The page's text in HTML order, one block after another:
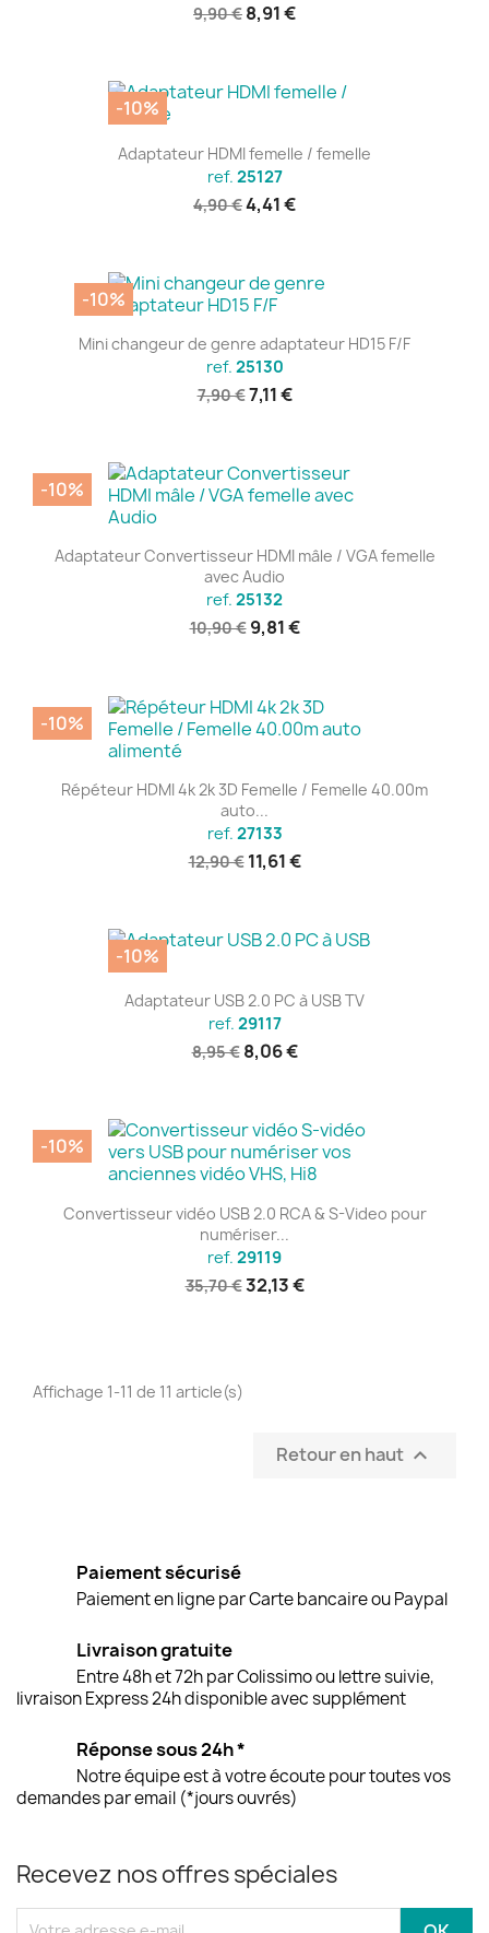
9,90 € 8,91 €
Adaptateur HDMI femelle / femelle
ref. 25127
4,90 €4,41 €
-10%
Mini changeur de genre adaptateur HD15 F/F
ref. 25130
7,90 €7,11 €
-10%
Adaptateur Convertisseur HDMI mâle / VGA femelle
avec Audio
ref. 25132
10,90 € 9,81 €
-10%
Répéteur HDMI 4k 2k 3D Femelle / Femelle 40.00m
auto...
ref. 27133
12,90 € 11,61 €
-10%
Adaptateur USB 2.0 PC à USB TV
ref. 29117
8,95 € 8,06 €
-10%
Convertisseur vidéo USB 2.0 RCA & S-Video pour
numériser...
ref. 29119
35,70 €32,13 €
-10%
Affichage 1-11 de 11 article(s)
Retour en haut 
Paiement sécurisé
Paiement en ligne par Carte bancaire ou Paypal
Livraison gratuite
Entre 48h et 72h par Colissimo ou lettre suivie,
livraison Express 24h disponible avec supplément
Réponse sous 24h *
Notre équipe est à votre écoute pour toutes vos
demandes par email (*jours ouvrés)
Recevez nos offres spéciales